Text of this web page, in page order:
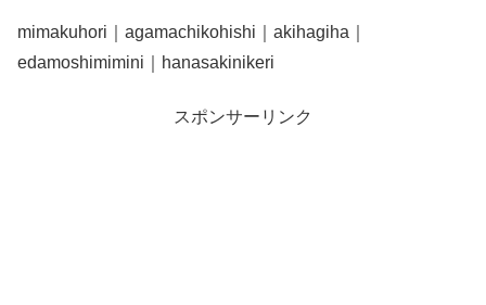
mimakuhori｜agamachikohishi｜akihagiha｜
edamoshimimini｜hanasakinikeri
スポンサーリンク